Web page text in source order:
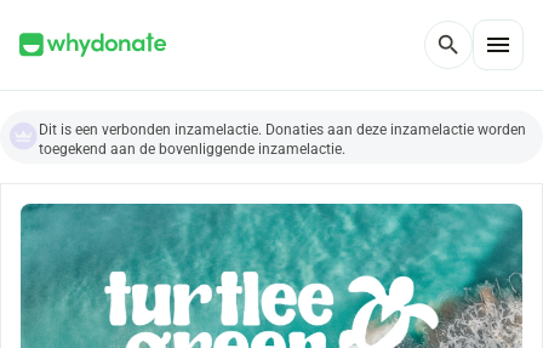
search menu
Dit is een verbonden inzamelactie. Donaties aan deze inzamelactie worden
toegekend aan de bovenliggende inzamelactie.